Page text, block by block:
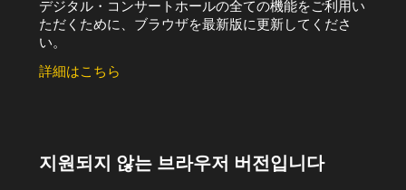
デジタル・コンサートホールの全ての機能をご利用い
ただくために、ブラウザを最新版に更新してくださ
い。
詳細はこちら
지원되지 않는 브라우저 버전입니다